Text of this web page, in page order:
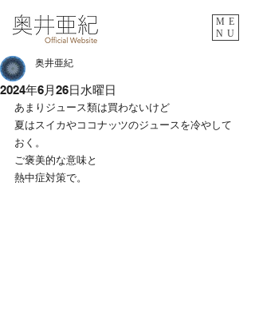
ME
NU
2024年6月26日水曜日
奥井亜紀
あまりジュース類は買わないけど
夏はスイカやココナッツのジュースを冷やして
おく。
ご褒美的な意味と
熱中症対策で。